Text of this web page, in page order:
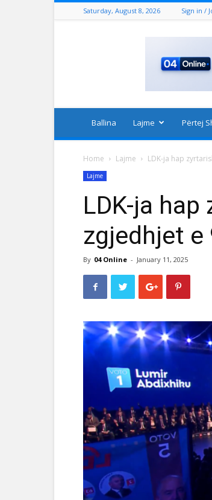
Saturday, August 8, 2026 Sign in /
Ballina Lajme Përtej
Home Lajme LDK-ja hap
Lajme
LDK-ja
zgjedhjet
By 04 Online - January 11, 2025